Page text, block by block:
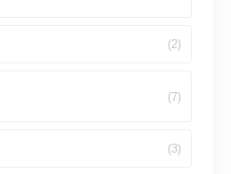
(2)
(7)
(3)